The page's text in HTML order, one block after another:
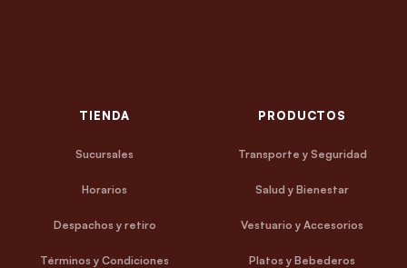
TIENDA
Sucursales
Horarios
Despachos y retiro
Términos y Condiciones
PRODUCTOS
Transporte y Seguridad
Salud y Bienestar
Vestuario y Accesorios
Platos y Bebederos